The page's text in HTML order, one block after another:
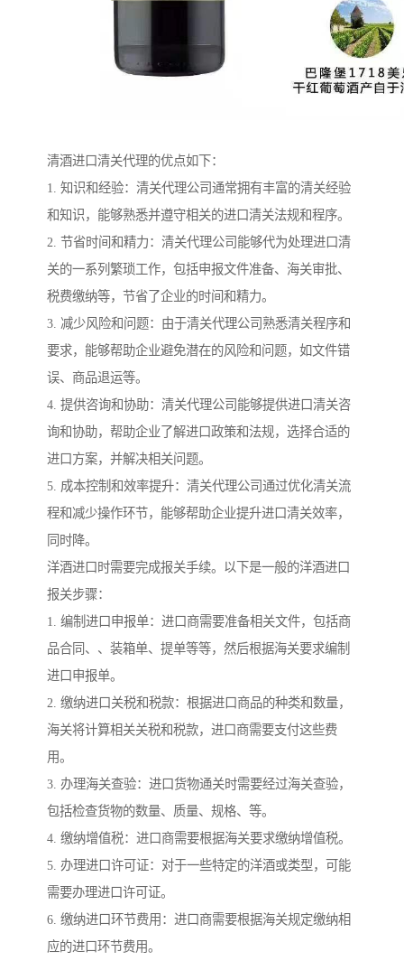
清酒进口清关代理的优点如下：
1. 知识和经验：清关代理公司通常拥有丰富的清关经验
和知识，能够熟悉并遵守相关的进口清关法规和程序。
2. 节省时间和精力：清关代理公司能够代为处理进口清
关的一系列繁琐工作，包括申报文件准备、海关审批、
税费缴纳等，节省了企业的时间和精力。
3. 减少风险和问题：由于清关代理公司熟悉清关程序和
要求，能够帮助企业避免潜在的风险和问题，如文件错
误、商品退运等。
4. 提供咨询和协助：清关代理公司能够提供进口清关咨
询和协助，帮助企业了解进口政策和法规，选择合适的
进口方案，并解决相关问题。
5. 成本控制和效率提升：清关代理公司通过优化清关流
程和减少操作环节，能够帮助企业提升进口清关效率，
同时降。
洋酒进口时需要完成报关手续。以下是一般的洋酒进口
报关步骤：
1. 编制进口申报单：进口商需要准备相关文件，包括商
品合同、、装箱单、提单等等，然后根据海关要求编制
进口申报单。
2. 缴纳进口关税和税款：根据进口商品的种类和数量，
海关将计算相关关税和税款，进口商需要支付这些费
用。
3. 办理海关查验：进口货物通关时需要经过海关查验，
包括检查货物的数量、质量、规格、等。
4. 缴纳增值税：进口商需要根据海关要求缴纳增值税。
5. 办理进口许可证：对于一些特定的洋酒或类型，可能
需要办理进口许可证。
6. 缴纳进口环节费用：进口商需要根据海关规定缴纳相
应的进口环节费用。